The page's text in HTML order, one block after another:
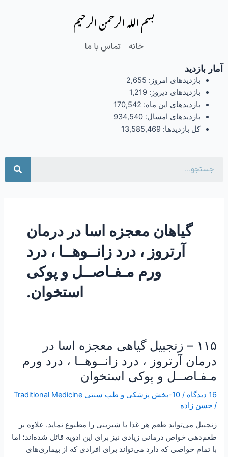
بسم الله الرحمن الرحیم
خانه تماس با ما
آمار بازدید
بازدیدهای امروز: 2,655
بازدیدهای دیروز: 1,219
بازدیدهای این ماه: 170,542
بازدیدهای امسال: 934,540
کل بازدیدها: 13,585,469
گیاهان معجزه اسا در درمان
آرتروز ، درد زانــوهــا ، درد
ورم مـفـاصــل و پوکی
استخوان.
۱۱۵ – زنجبیل گیاهی معجزه اسا در
درمان آرتروز ، درد زانــوهــا ، درد ورم
مـفـاصــل و پوکی استخوان
16 دیدگاه /10-بخش پزشکی و طب سنتی Traditional Medicine
/حسن زاده
زنجبیل می‌تواند طعم هر غذا یا شیرینی را مطبوع نماید. علاوه بر
طعم‌دهی خواص درمانی زیادی نیز برای این ادویه قائل شده‌اند؛ اما
با تمام خواصی که دارد می‌تواند برای افرادی که از بیماری‌های
۱۱۵
زنجبیل
گیاهی
معجزه
اسا
درمان
آرتروز
،